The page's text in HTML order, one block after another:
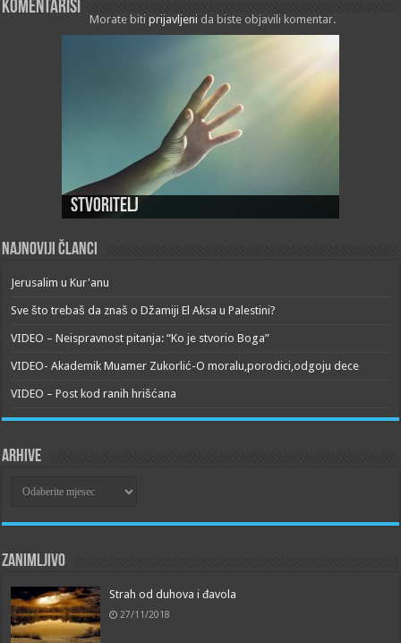
Komentariši
Morate bitiprijavljeni da biste objavili komentar.
Stvoritelj
Najnoviji članci
Jerusalim u Kur'anu
Sve što trebaš da znaš o Džamiji El Aksa u Palestini?
VIDEO – Neispravnost pitanja: “Ko je stvorio Boga”
VIDEO- Akademik Muamer Zukorlić-O moralu,porodici,odgoju dece
VIDEO – Post kod ranih hrišćana
Arhive
Zanimljivo
Strah od duhova i đavola
27/11/2018